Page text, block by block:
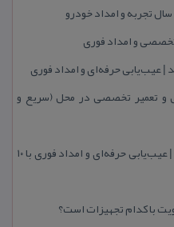
و امداد فوری
حرفه‌ای و امداد فوری
و تعمیر تخصصی در محل (سریع و
تعمیرگاه تخصصی كوییك در مشهد | عیب‌یابی حرفه‌ای و امداد فوری با ۱۰